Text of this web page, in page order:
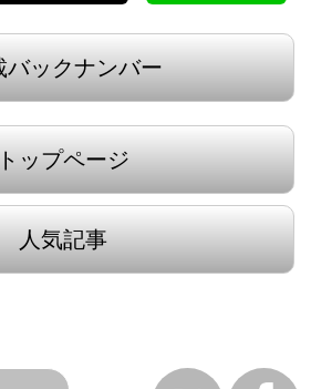
バックナンバー
トップページ
人気記事